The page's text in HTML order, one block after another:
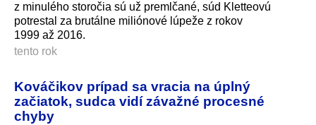
z minulého storočia sú už premlčané, súd Kletteovú
potrestal za brutálne miliónové lúpeže z rokov
1999 až 2016.
tento rok
Kováčikov prípad sa vracia na úplný
začiatok, sudca vidí závažné procesné
chyby